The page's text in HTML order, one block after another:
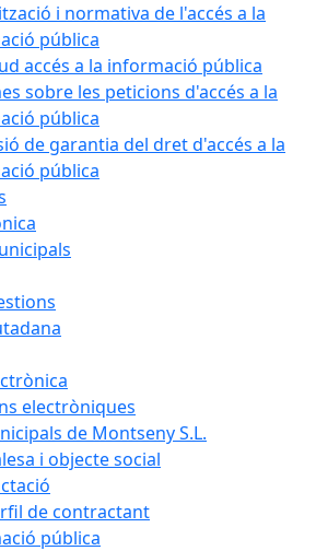
i normativa de l'accés a la
pública
accés a la informació pública
sobre les peticions d'accés a la
pública
de garantia del dret d'accés a la
pública
electròniques
de Montseny S.L.
i objecte social
de contractant
pública